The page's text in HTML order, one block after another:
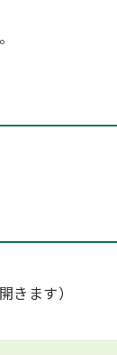
きます）